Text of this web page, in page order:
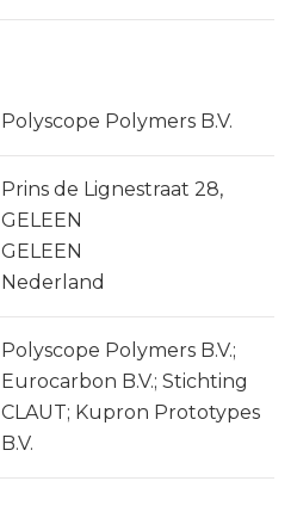
Polyscope Polymers B.V.
Prins de Lignestraat 28,
GELEEN
GELEEN
Nederland
Polyscope Polymers B.V.;
Eurocarbon B.V.; Stichting
CLAUT; Kupron Prototypes
B.V.